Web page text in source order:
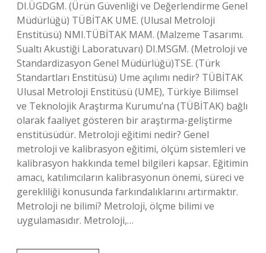
DI.ÜGDGM. (Ürün Güvenliği ve Değerlendirme Genel
Müdürlüğü) TÜBİTAK UME. (Ulusal Metroloji
Enstitüsü) NMI.TÜBİTAK MAM. (Malzeme Tasarımı.
Sualtı Akustiği Laboratuvarı) DI.MSGM. (Metroloji ve
Standardizasyon Genel Müdürlüğü)TSE. (Türk
Standartları Enstitüsü) Ume açılımı nedir? TÜBİTAK
Ulusal Metroloji Enstitüsü (UME), Türkiye Bilimsel
ve Teknolojik Araştırma Kurumu’na (TÜBİTAK) bağlı
olarak faaliyet gösteren bir araştırma-geliştirme
enstitüsüdür. Metroloji eğitimi nedir? Genel
metroloji ve kalibrasyon eğitimi, ölçüm sistemleri ve
kalibrasyon hakkında temel bilgileri kapsar. Eğitimin
amacı, katılımcıların kalibrasyonun önemi, süreci ve
gerekliliği konusunda farkındalıklarını artırmaktır.
Metroloji ne bilimi? Metroloji, ölçme bilimi ve
uygulamasıdır. Metroloji,…